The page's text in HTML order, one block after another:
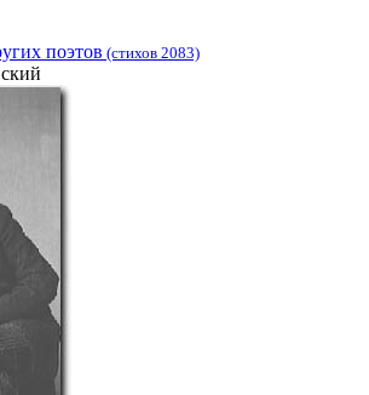
поэтов (стихов 2083)